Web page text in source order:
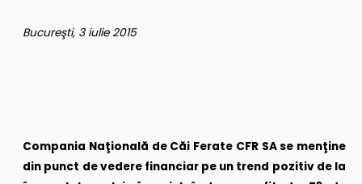
Bucureşti, 3 iulie 2015
Compania Naţională de Căi Ferate CFR SA se menţine
din punct de vedere financiar pe un trend pozitiv de la